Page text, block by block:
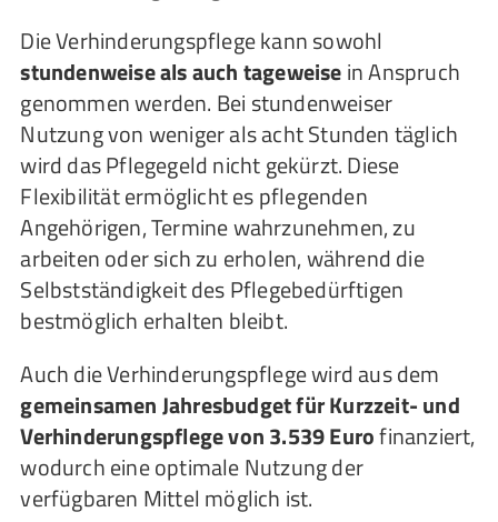
Die Verhinderungspflege kann sowohl
stundenweise als auch tageweisein Anspruch
genommen werden. Bei stundenweiser
Nutzung von weniger als acht Stunden täglich
wird das Pflegegeld nicht gekürzt. Diese
Flexibilität ermöglicht es pflegenden
Angehörigen, Termine wahrzunehmen, zu
arbeiten oder sich zu erholen, während die
Selbstständigkeit des Pflegebedürftigen
bestmöglich erhalten bleibt.
Auch die Verhinderungspflege wird aus dem
gemeinsamen Jahresbudget für Kurzzeit- und
Verhinderungspflege von 3.539 Eurofinanziert,
wodurch eine optimale Nutzung der
verfügbaren Mittel möglich ist.